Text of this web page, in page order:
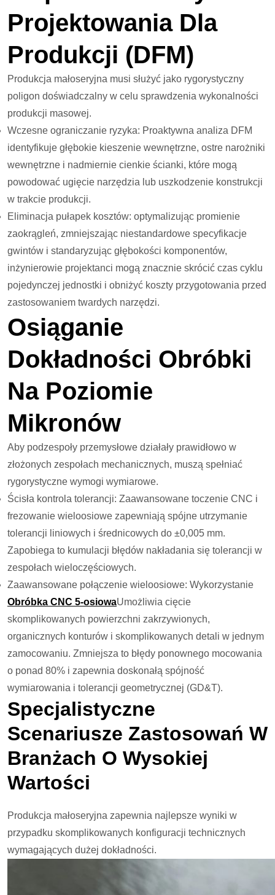
Projektowania Dla
Produkcji (DFM)
Produkcja małoseryjna musi służyć jako rygorystyczny
poligon doświadczalny w celu sprawdzenia wykonalności
produkcji masowej.
Wczesne ograniczanie ryzyka: Proaktywna analiza DFM
identyfikuje głębokie kieszenie wewnętrzne, ostre narożniki
wewnętrzne i nadmiernie cienkie ścianki, które mogą
powodować ugięcie narzędzia lub uszkodzenie konstrukcji
w trakcie produkcji.
Eliminacja pułapek kosztów: optymalizując promienie
zaokrągleń, zmniejszając niestandardowe specyfikacje
gwintów i standaryzując głębokości komponentów,
inżynierowie projektanci mogą znacznie skrócić czas cyklu
pojedynczej jednostki i obniżyć koszty przygotowania przed
zastosowaniem twardych narzędzi.
Osiąganie
Dokładności Obróbki
Na Poziomie
Mikronów
Aby podzespoły przemysłowe działały prawidłowo w
złożonych zespołach mechanicznych, muszą spełniać
rygorystyczne wymogi wymiarowe.
Ścisła kontrola tolerancji: Zaawansowane toczenie CNC i
frezowanie wieloosiowe zapewniają spójne utrzymanie
tolerancji liniowych i średnicowych do ±0,005 mm.
Zapobiega to kumulacji błędów nakładania się tolerancji w
zespołach wieloczęściowych.
Zaawansowane połączenie wieloosiowe: Wykorzystanie
Obróbka CNC 5-osiowaUmożliwia cięcie
skomplikowanych powierzchni zakrzywionych,
organicznych konturów i skomplikowanych detali w jednym
zamocowaniu. Zmniejsza to błędy ponownego mocowania
o ponad 80% i zapewnia doskonałą spójność
wymiarowania i tolerancji geometrycznej (GD&T).
Specjalistyczne
Scenariusze Zastosowań W
Branżach O Wysokiej
Wartości
Produkcja małoseryjna zapewnia najlepsze wyniki w
przypadku skomplikowanych konfiguracji technicznych
wymagających dużej dokładności.